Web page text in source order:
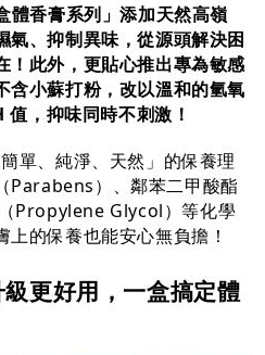
體香膏系列」添加天然高嶺
氣、抑制異味，從源頭解決困
！此外，更貼心推出專為敏感
含小蘇打粉，改以溫和的氫氧
，抑味同時不刺激！
單、純淨、天然」的保養理
Parabens）、鄰苯二甲酸酯
Propylene Glycol）等化學
的保養也能安心無負擔！
級更好用，一盒搞定體